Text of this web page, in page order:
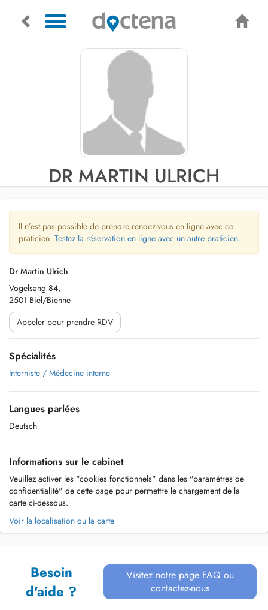
DR MARTIN ULRICH
Il n’est pas possible de prendre rendez-vous en ligne avec ce
praticien. Testez la réservation en ligne avec un autre praticien.
Dr Martin Ulrich
Vogelsang 84,
2501 Biel/Bienne
Appeler pour prendre RDV
Spécialités
Interniste / Médecine interne
Langues parlées
Deutsch
Informations sur le cabinet
Veuillez activer les "cookies fonctionnels" dans les "paramètres de
confidentialité" de cette page pour permettre le chargement de la
carte ci-dessous.
Voir la localisation ou la carte
Besoin
d'aide ?
Visitez notre page FAQ ou
contactez-nous